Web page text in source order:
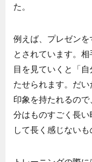
た。
例えば、プレゼン
とされています。
目を見ていくと「
たせられます。だ
印象を持たれるの
分はものすごく長
して長く感じないも